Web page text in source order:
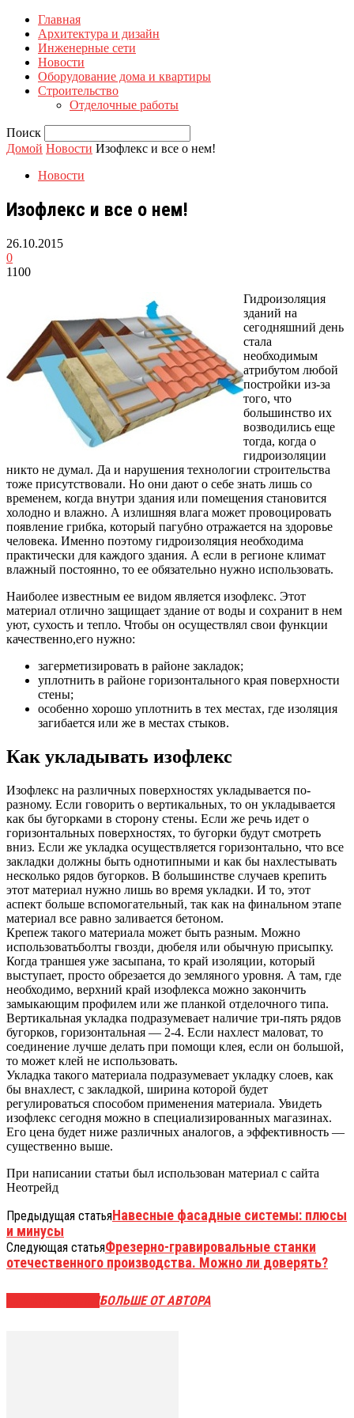
Главная
Архитектура и дизайн
Инженерные сети
Новости
Оборудование дома и квартиры
Строительство
Отделочные работы
Поиск
Домой Новости Изофлекс и все о нем!
Новости
Изофлекс и все о нем!
26.10.2015
0
1100
Гидроизоляция
зданий на
сегодняшний день
стала
необходимым
атрибутом любой
постройки из-за
того, что
большинство их
возводились еще
тогда, когда о
гидроизоляции
никто не думал. Да и нарушения технологии строительства
тоже присутствовали. Но они дают о себе знать лишь со
временем, когда внутри здания или помещения становится
холодно и влажно. А излишняя влага может провоцировать
появление грибка, который пагубно отражается на здоровье
человека. Именно поэтому гидроизоляция необходима
практически для каждого здания. А если в регионе климат
влажный постоянно, то ее обязательно нужно использовать.
Наиболее известным ее видом является изофлекс. Этот
материал отлично защищает здание от воды и сохранит в нем
уют, сухость и тепло. Чтобы он осуществлял свои функции
качественно,его нужно:
загерметизировать в районе закладок;
уплотнить в районе горизонтального края поверхности
стены;
особенно хорошо уплотнить в тех местах, где изоляция
загибается или же в местах стыков.
Как укладывать изофлекс
Изофлекс на различных поверхностях укладывается по-
разному. Если говорить о вертикальных, то он укладывается
как бы бугорками в сторону стены. Если же речь идет о
горизонтальных поверхностях, то бугорки будут смотреть
вниз. Если же укладка осуществляется горизонтально, что все
закладки должны быть однотипными и как бы нахлестывать
несколько рядов бугорков. В большинстве случаев крепить
этот материал нужно лишь во время укладки. И то, этот
аспект больше вспомогательный, так как на финальном этапе
материал все равно заливается бетоном.
Крепеж такого материала может быть разным. Можно
использоватьболты гвозди, дюбеля или обычную присыпку.
Когда траншея уже засыпана, то край изоляции, который
выступает, просто обрезается до земляного уровня. А там, где
необходимо, верхний край изофлекса можно закончить
замыкающим профилем или же планкой отделочного типа.
Вертикальная укладка подразумевает наличие три-пять рядов
бугорков, горизонтальная — 2-4. Если нахлест маловат, то
соединение лучше делать при помощи клея, если он большой,
то может клей не использовать.
Укладка такого материала подразумевает укладку слоев, как
бы внахлест, с закладкой, ширина которой будет
регулироваться способом применения материала. Увидеть
изофлекс сегодня можно в специализированных магазинах.
Его цена будет ниже различных аналогов, а эффективность —
существенно выше.
При написании статьи был использован материал с сайта
Неотрейд
Предыдущая статьяНавесные фасадные системы: плюсы
и минусы
Следующая статьяФрезерно-гравировальные станки
отечественного производства. Можно ли доверять?
БОЛЬШЕ ОТ АВТОРА